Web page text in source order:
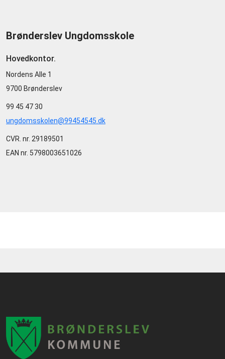
Brønderslev Ungdomsskole
Hovedkontor.
Nordens Alle 1
9700 Brønderslev
99 45 47 30
ungdomsskolen@99454545.dk
CVR. nr. 29189501
EAN nr. 5798003651026